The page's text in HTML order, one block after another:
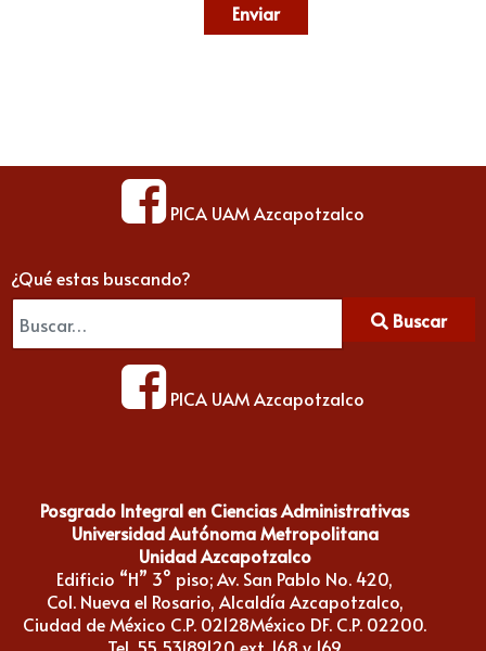
Enviar
PICA UAM Azcapotzalco
¿Qué estas buscando?
Buscar
PICA UAM Azcapotzalco
Posgrado Integral en Ciencias Administrativas
Universidad Autónoma Metropolitana
Unidad Azcapotzalco
Edificio “H” 3° piso; Av. San Pablo No. 420,
Col. Nueva el Rosario, Alcaldía Azcapotzalco,
Ciudad de México C.P. 02128México DF. C.P. 02200.